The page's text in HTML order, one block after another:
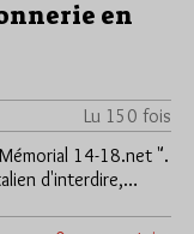
en
Lu 150 fois
14-18.net ".
d'interdire,…